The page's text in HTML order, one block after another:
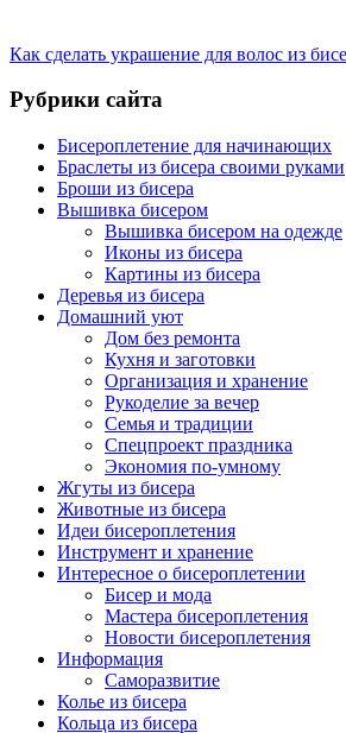
Как сделать украшение для волос из
Рубрики сайта
Бисероплетение для начинающих
Браслеты из бисера своими руками
Броши из бисера
Вышивка бисером
Вышивка бисером на одежде
Иконы из бисера
Картины из бисера
Деревья из бисера
Домашний уют
Дом без ремонта
Кухня и заготовки
Организация и хранение
Рукоделие за вечер
Семья и традиции
Спецпроект праздника
Экономия по-умному
Жгуты из бисера
Животные из бисера
Идеи бисероплетения
Инструмент и хранение
Интересное о бисероплетении
Бисер и мода
Мастера бисероплетения
Новости бисероплетения
Информация
Саморазвитие
Колье из бисера
Кольца из бисера